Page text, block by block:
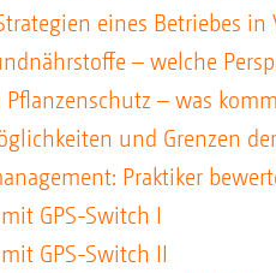
eines Betriebes in
– welche
– was
und Grenzen
Praktiker
GPS-Switch I
GPS-Switch II